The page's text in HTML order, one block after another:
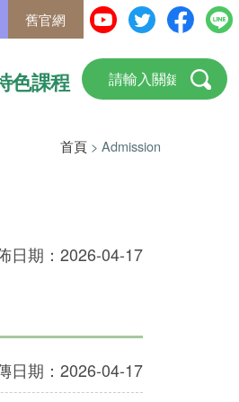
舊官網
色課程
首頁 > Admission
日期：2026-04-17
日期：2026-04-17